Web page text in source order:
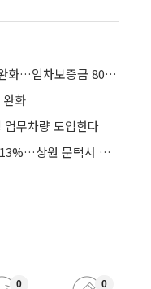
신한은행, 이달 25일부터 전세대출 완화…임차보증금 80% 이내 취급
완화
무차량 도입한다
美 클래리티 법안 연내 통과 가능성 13%…상원 문턱서 제동
0 0